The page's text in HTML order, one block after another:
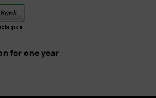
for one year